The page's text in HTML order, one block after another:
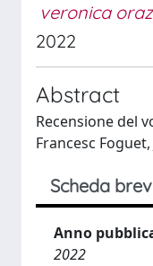
veronica
2022
Abstract
Recensione del
Francesc
Scheda
Anno
2022